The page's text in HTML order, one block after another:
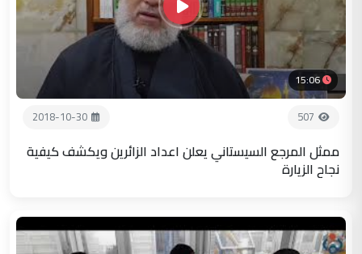
15:06
507
2018-10-30
ممثل المرجع السيستاني يعلن اعداد الزائرين ويكشف كيفية
نجاح الزيارة